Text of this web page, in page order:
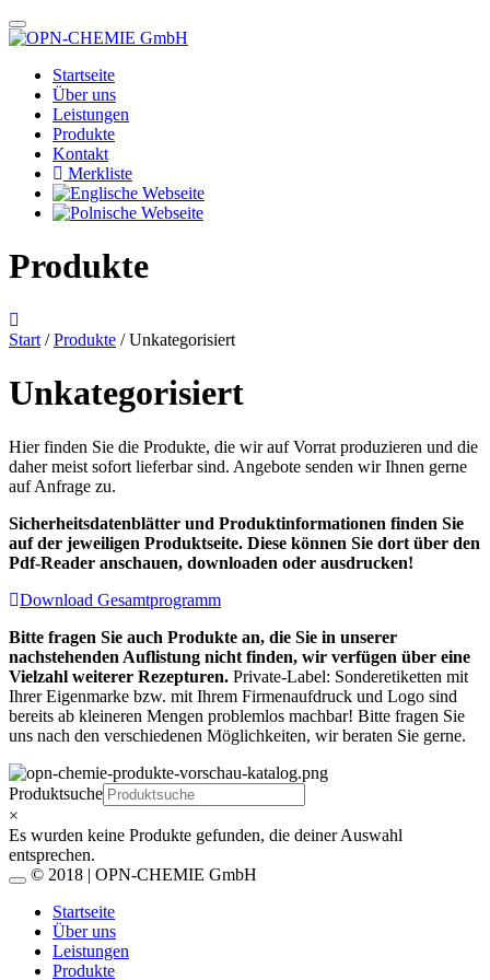
Startseite
Über uns
Leistungen
Produkte
Kontakt
Merkliste
Produkte
Start /Produkte / Unkategorisiert
Unkategorisiert
Hier finden Sie die Produkte, die wir auf Vorrat produzieren und die
daher meist sofort lieferbar sind. Angebote senden wir Ihnen gerne
auf Anfrage zu.
Sicherheitsdatenblätter und Produktinformationen finden Sie
auf der jeweiligen Produktseite. Diese können Sie dort über den
Pdf-Reader anschauen, downloaden oder ausdrucken!
Download Gesamtprogramm
Bitte fragen Sie auch Produkte an, die Sie in unserer
nachstehenden Auflistung nicht finden, wir verfügen über eine
Vielzahl weiterer Rezepturen. Private-Label: Sonderetiketten mit
Ihrer Eigenmarke bzw. mit Ihrem Firmenaufdruck und Logo sind
bereits ab kleineren Mengen problemlos machbar! Bitte fragen Sie
uns nach den verschiedenen Möglichkeiten, wir beraten Sie gerne.
Produktsuche
×
Es wurden keine Produkte gefunden, die deiner Auswahl
entsprechen.
© 2018 | OPN-CHEMIE GmbH
Startseite
Über uns
Leistungen
Produkte